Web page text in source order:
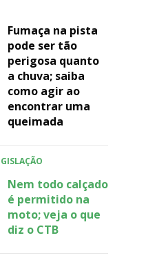
Fumaça na pista
pode ser tão
perigosa quanto
a chuva; saiba
como agir ao
encontrar uma
queimada
Nem todo calçado
é permitido na
moto; veja o que
diz o CTB